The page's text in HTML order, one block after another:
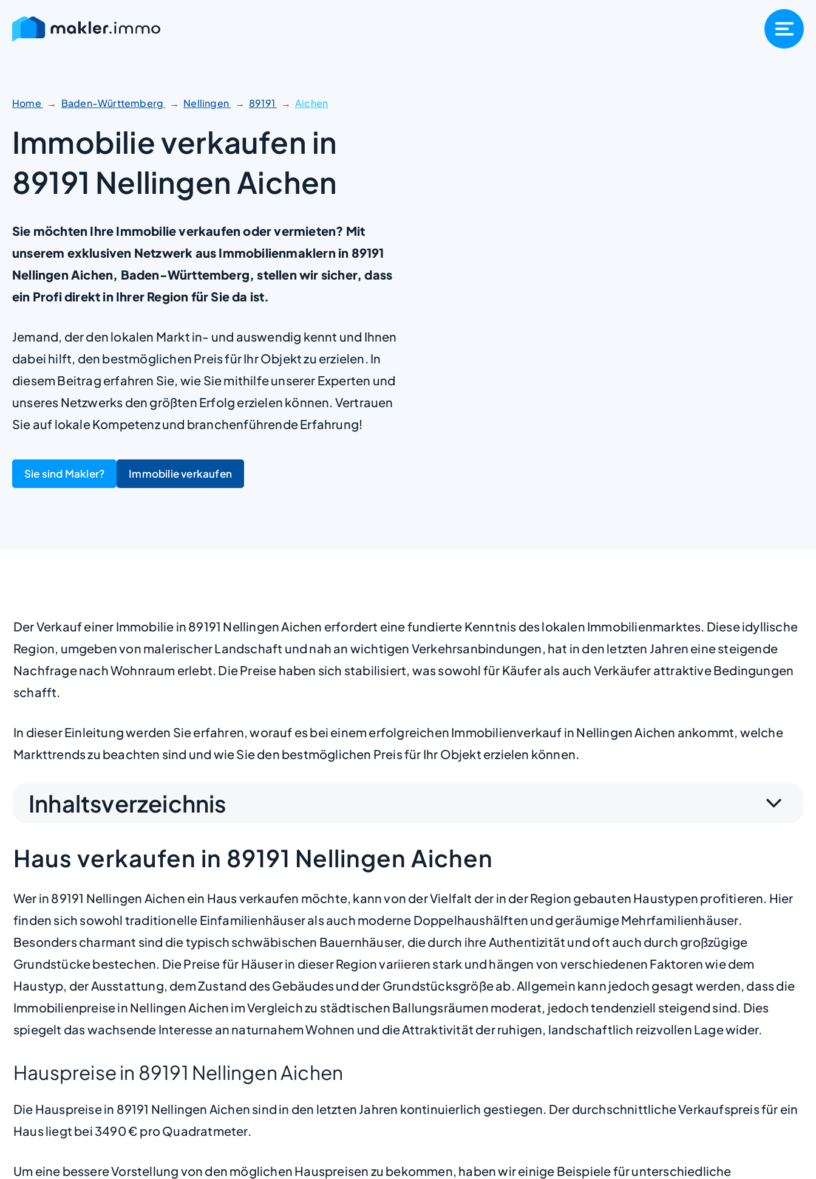
Home Baden-Württemberg Nellingen 89191 Aichen
Immobilie verkaufen in
89191 Nellingen Aichen
Sie möchten Ihre Immobilie verkaufen oder vermieten? Mit
unserem exklusiven Netzwerk aus Immobilienmaklern in 89191
Nellingen Aichen, Baden-Württemberg, stellen wir sicher, dass
ein Profi direkt in Ihrer Region für Sie da ist.
Jemand, der den lokalen Markt in- und auswendig kennt und Ihnen
dabei hilft, den bestmöglichen Preis für Ihr Objekt zu erzielen. In
diesem Beitrag erfahren Sie, wie Sie mithilfe unserer Experten und
unseres Netzwerks den größten Erfolg erzielen können. Vertrauen
Sie auf lokale Kompetenz und branchenführende Erfahrung!
Sie sind Makler? Immobilie verkaufen
Der Verkauf einer Immobilie in 89191 Nellingen Aichen erfordert eine fundierte Kenntnis des lokalen Immobilienmarktes. Diese idyllische
Region, umgeben von malerischer Landschaft und nah an wichtigen Verkehrsanbindungen, hat in den letzten Jahren eine steigende
Nachfrage nach Wohnraum erlebt. Die Preise haben sich stabilisiert, was sowohl für Käufer als auch Verkäufer attraktive Bedingungen
schafft.
In dieser Einleitung werden Sie erfahren, worauf es bei einem erfolgreichen Immobilienverkauf in Nellingen Aichen ankommt, welche
Markttrends zu beachten sind und wie Sie den bestmöglichen Preis für Ihr Objekt erzielen können.
Inhaltsverzeichnis
Haus verkaufen in 89191 Nellingen Aichen
Wer in 89191 Nellingen Aichen ein Haus verkaufen möchte, kann von der Vielfalt der in der Region gebauten Haustypen profitieren. Hier
finden sich sowohl traditionelle Einfamilienhäuser als auch moderne Doppelhaushälften und geräumige Mehrfamilienhäuser.
Besonders charmant sind die typisch schwäbischen Bauernhäuser, die durch ihre Authentizität und oft auch durch großzügige
Grundstücke bestechen. Die Preise für Häuser in dieser Region variieren stark und hängen von verschiedenen Faktoren wie dem
Haustyp, der Ausstattung, dem Zustand des Gebäudes und der Grundstücksgröße ab. Allgemein kann jedoch gesagt werden, dass die
Immobilienpreise in Nellingen Aichen im Vergleich zu städtischen Ballungsräumen moderat, jedoch tendenziell steigend sind. Dies
spiegelt das wachsende Interesse an naturnahem Wohnen und die Attraktivität der ruhigen, landschaftlich reizvollen Lage wider.
Hauspreise in 89191 Nellingen Aichen
Die Hauspreise in 89191 Nellingen Aichen sind in den letzten Jahren kontinuierlich gestiegen. Der durchschnittliche Verkaufspreis für ein
Haus liegt bei 3490 € pro Quadratmeter.
Um eine bessere Vorstellung von den möglichen Hauspreisen zu bekommen, haben wir einige Beispiele für unterschiedliche